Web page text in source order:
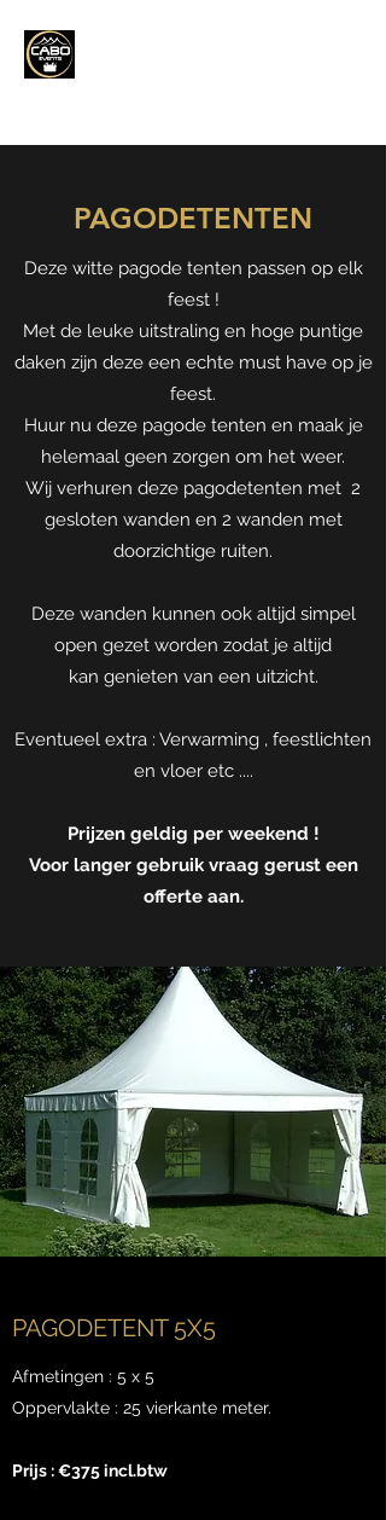
PAGODETENTEN
Deze witte pagode tenten passen op elk
feest !
Met de leuke uitstraling en hoge puntige
daken zijn deze een echte must have op je
feest.
Huur nu deze pagode tenten en maak je
helemaal geen zorgen om het weer.
Wij verhuren deze pagodetenten met 2
gesloten wanden en 2 wanden met
doorzichtige ruiten.
Deze wanden kunnen ook altijd simpel
open gezet worden zodat je altijd
kan genieten van een uitzicht.
Eventueel extra : Verwarming , feestlichten
en vloer etc ....
Prijzen geldig per weekend !
Voor langer gebruik vraag gerust een
offerte aan.
PAGODETENT 5X5
Afmetingen : 5 x 5
Oppervlakte : 25 vierkante meter.
Prijs : €375 incl.btw